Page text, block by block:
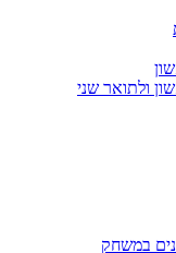
ולתואר שני
במשחק